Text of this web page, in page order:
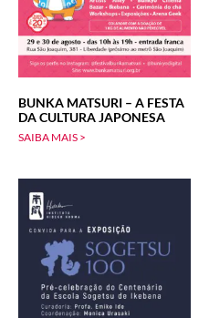
BUNKA MATSURI – A FESTA
DA CULTURA JAPONESA
SAIBA MAIS >